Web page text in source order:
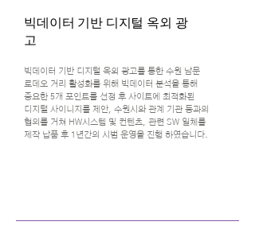
빅데이터 기반 디지털 옥외 광
고
빅데이터 기반 디지털 옥외 광고를 통한 수원 남문
로데오 거리 활성화를 위해 빅데이터 분석을 통해
중요한 5개 포인트를 선정 후 사이트에 최적화된
디지털 사이니지를 제안, 수원시와 관계 기관 등과의
협의를 거쳐 HW시스템 및 컨텐츠, 관련 SW 일체를
제작 납품 후 1년간의 시범 운영을 진행 하였습니다.